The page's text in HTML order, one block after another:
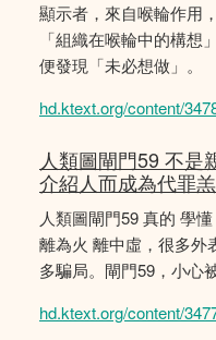
顯示者，來自喉輪作用
「組織在喉輪中的構想
便發現「未必想做」。
hd.ktext.org/content/
人類圖閘門59 不是
介紹人而成為代罪
人類圖閘門59 真的 學
離為火 離中虛，很多外
多騙局。閘門59，小心
hd.ktext.org/content/